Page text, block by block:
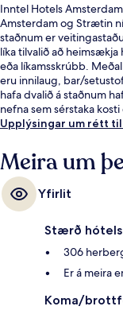
Inntel Hotels
Amsterdam og Strætin
staðnum er
líka tilvalið að
eða líkamsskrúbb.
eru innilaug, bar/
hafa dvalið á staðnum
nefna sem sérstaka
almennt. Það er ekki
Leeghwaterstraat
Upplýsingar um rétt
Meira um
Yfirlit
Stærð hótels
306
Er á meira
Koma/